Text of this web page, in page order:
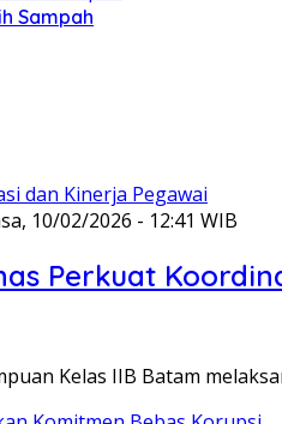
Sampah
10/02/2026 - 12:41 WIB
Perkuat
Kelas IIB Batam